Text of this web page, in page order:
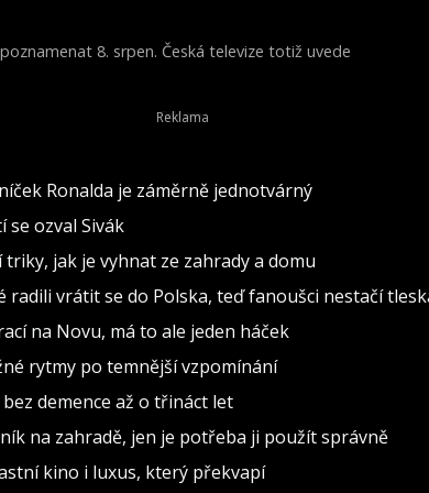
8. srpen. Česká televize totiž uvede
Ronalda je záměrně jednotvárný
se ozval Sivák
jak je vyhnat ze zahrady a domu
radili vrátit se do Polska, teď fanoušci nestačí
na Novu, má to ale jeden háček
rytmy po temnější vzpomínání
demence až o třináct let
na zahradě, jen je potřeba ji použít správně
kino i luxus, který překvapí